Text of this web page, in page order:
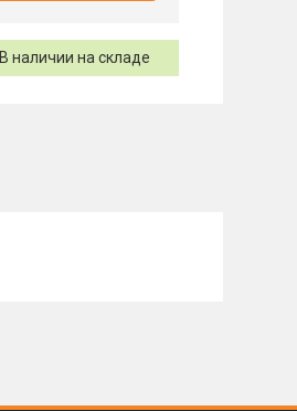
В наличии на складе